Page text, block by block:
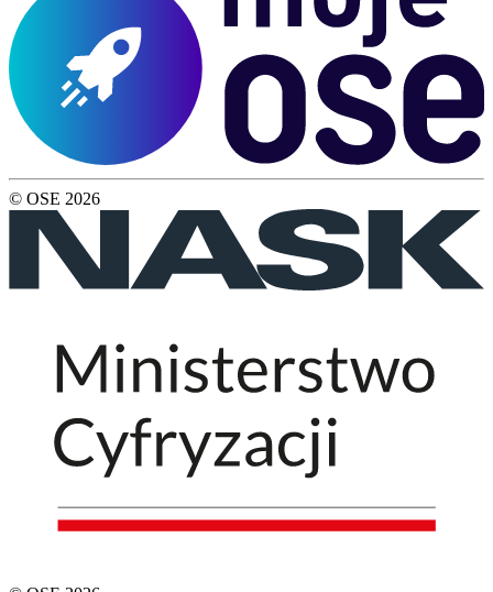
© OSE 2026